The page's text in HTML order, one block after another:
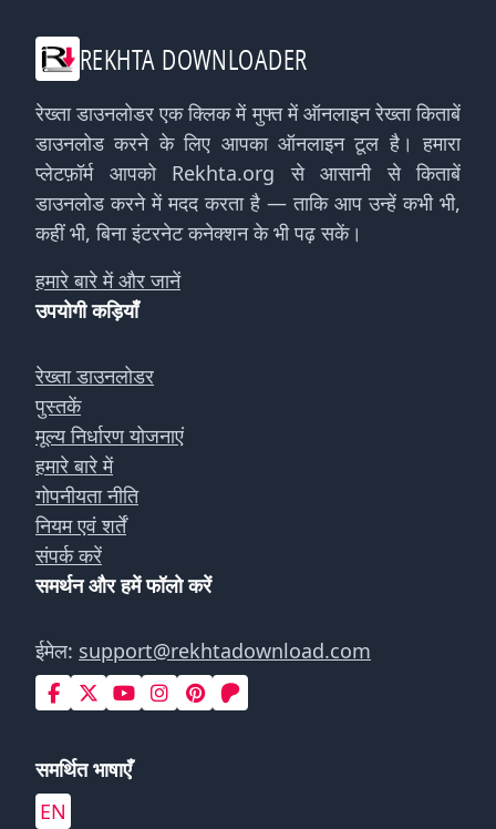
REKHTA DOWNLOADER
रेख्ता डाउनलोडर एक क्लिक में मुफ्त में ऑनलाइन रेख्ता किताबें
डाउनलोड करने के लिए आपका ऑनलाइन टूल है। हमारा
प्लेटफ़ॉर्म आपको Rekhta.org से आसानी से किताबें
डाउनलोड करने में मदद करता है — ताकि आप उन्हें कभी भी,
कहीं भी, बिना इंटरनेट कनेक्शन के भी पढ़ सकें।
हमारे बारे में और जानें
उपयोगी कड़ियाँ
रेख्ता डाउनलोडर
पुस्तकें
मूल्य निर्धारण योजनाएं
हमारे बारे में
गोपनीयता नीति
नियम एवं शर्तें
संपर्क करें
समर्थन और हमें फॉलो करें
ईमेल: support@rekhtadownload.com
समर्थित भाषाएँ
EN